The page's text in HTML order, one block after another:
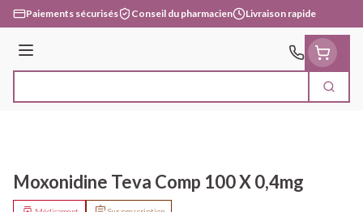
Aller au contenu
Paiements sécurisés Conseil du pharmacien Livraison rapide
Menu
Moxonidine Teva Comp 100 X 0,4mg